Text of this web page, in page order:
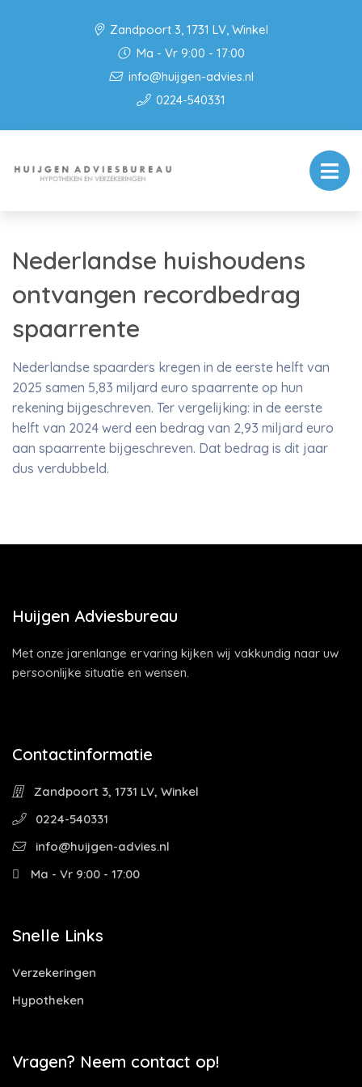
Zandpoort 3, 1731 LV, Winkel
Ma - Vr 9:00 - 17:00
info@huijgen-advies.nl
0224-540331
Nederlandse huishoudens
ontvangen recordbedrag
spaarrente
Nederlandse spaarders kregen in de eerste helft van
2025 samen 5,83 miljard euro spaarrente op hun
rekening bijgeschreven. Ter vergelijking: in de eerste
helft van 2024 werd een bedrag van 2,93 miljard euro
aan spaarrente bijgeschreven. Dat bedrag is dit jaar
dus verdubbeld.
Huijgen Adviesbureau
Met onze jarenlange ervaring kijken wij vakkundig naar uw
persoonlijke situatie en wensen.
Contactinformatie
Zandpoort 3, 1731 LV, Winkel
0224-540331
info@huijgen-advies.nl
Ma - Vr 9:00 - 17:00
Snelle Links
Verzekeringen
Hypotheken
Vragen? Neem contact op!